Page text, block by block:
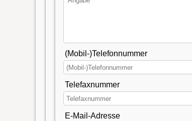
(Mobil-)Telefonnummer
Telefaxnummer
E-Mail-Adresse